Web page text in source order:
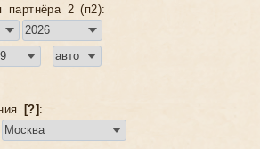
партнёра 2 (п2):
[?] :